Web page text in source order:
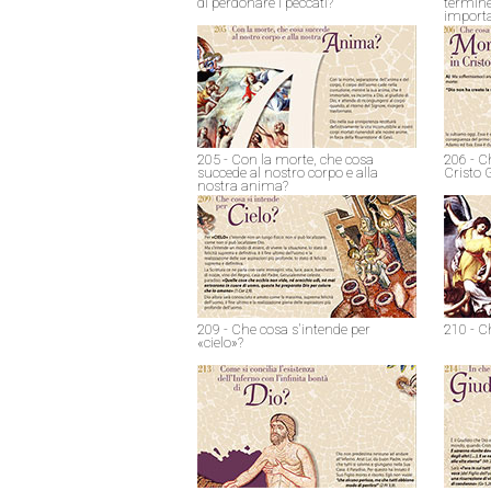
205 - Con la morte, che cosa
succede al nostro corpo e alla
nostra anima?
206 -
Cristo
209 - Che cosa s'intende per
«cielo»?
210 -